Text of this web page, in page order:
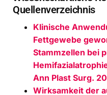
Quellenverzeichnis
Klinische
Fettgewebe
Stammzellen bei
Ann Plast Surg.
Wirksamkeit der